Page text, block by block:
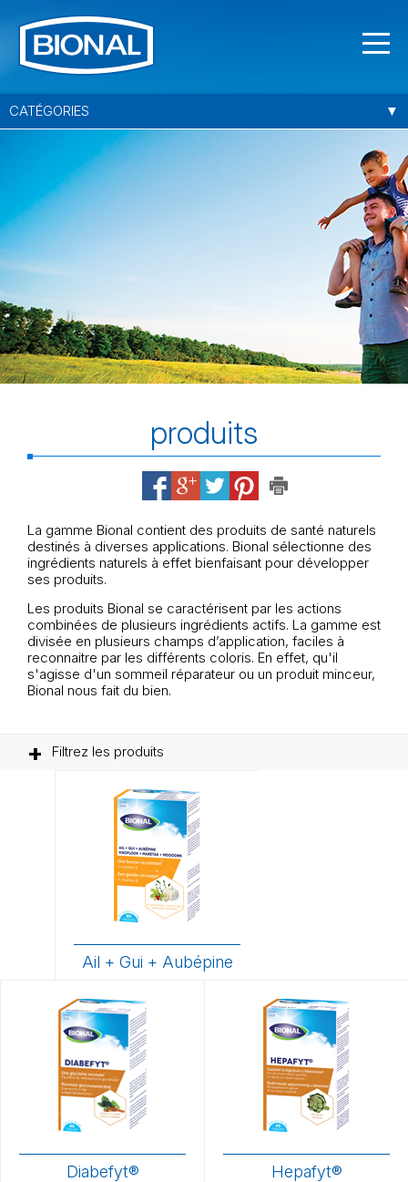
CATÉGORIES
produits
La gamme Bional contient des produits de santé naturels
destinés à diverses applications. Bional sélectionne des
ingrédients naturels à effet bienfaisant pour développer
ses produits.
Les produits Bional se caractérisent par les actions
combinées de plusieurs ingrédients actifs. La gamme est
divisée en plusieurs champs d’application, faciles à
reconnaitre par les différents coloris. En effet, qu'il
s'agisse d'un sommeil réparateur ou un produit minceur,
Bional nous fait du bien.
Filtrez les produits
Ail + Gui + Aubépine
Diabefyt® Hepafyt®